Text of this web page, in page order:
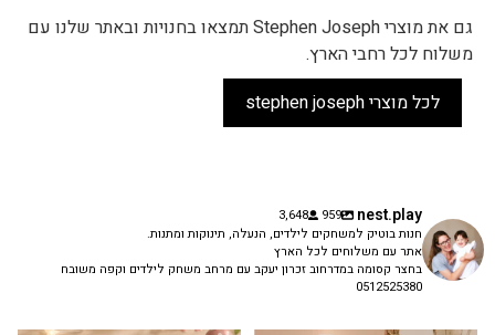
גם את מוצרי Stephen Joseph תמצאו בחנויות ובאתר שלנו עם
משלוח לכל רחבי הארץ.
לכל מוצרי stephen joseph
nest.play
959
3,648
חנות בוטיק למשחקים לילדים, הנעלה, תינוקות ומתנות.
אתר עם משלוחים לכל הארץ
בחצר קסומה במדרחוב זכרון יעקב עם מרחב משחק לילדים וקפה משובח
0512525380